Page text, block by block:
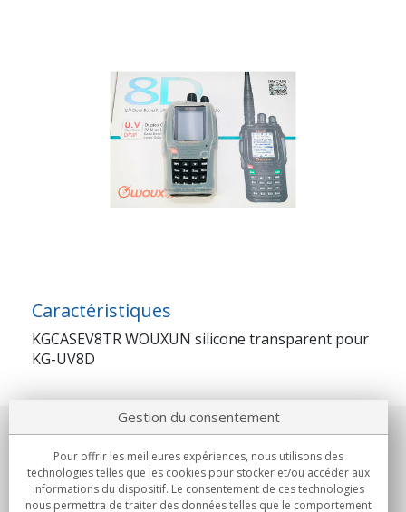
Caractéristiques
KGCASEV8TR WOUXUN silicone transparent pour
KG-UV8D
Notre société
Engagements
Gestion du consentement
Pour offrir les meilleures expériences, nous utilisons des
technologies telles que les cookies pour stocker et/ou accéder aux
informations du dispositif. Le consentement de ces technologies
nous permettra de traiter des données telles que le comportement